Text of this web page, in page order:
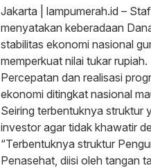
Jakarta | lampumerah.id –
menyatakan keberadaan
stabilitas ekonomi nasional
memperkuat nilai tukar rupiah.
Percepatan dan realisasi
ekonomi ditingkat nasional
Seiring terbentuknya struktur
investor agar tidak khawatir
“Terbentuknya struktur
Penasehat, diisi oleh tangan